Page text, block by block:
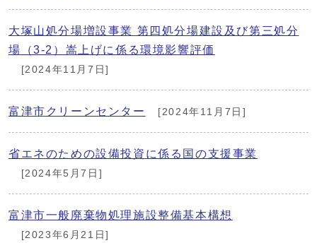
大塚山処分場増設事業 第四処分場建設及び第三処分
場（3-2）嵩上げに係る環境影響評価
[2024年11月7日]
富津市クリーンセンター [2024年11月7日]
省エネのための設備投資に係る国の支援事業
[2024年5月7日]
富津市一般廃棄物処理施設整備基本構想
[2023年6月21日]